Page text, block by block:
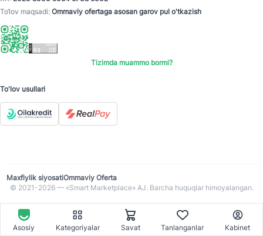
Asosiy Kategoriyalar Savat Tanlanganlar Kabinet
To‘lov maqsadi: Ommaviy ofertaga asosan garov pul o'tkazish
Tizimda muammo bormi?
To'lov usullari
Maxfiylik siyosatiOmmaviy Oferta
© 2021-2026 — «Smart Marketplace» AJ. Barcha huquqlar himoyalangan.